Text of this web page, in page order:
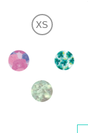
XS